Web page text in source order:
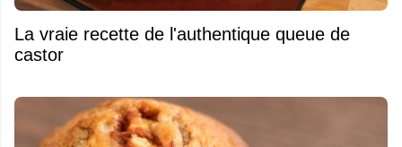
La vraie recette de l'authentique queue de
castor